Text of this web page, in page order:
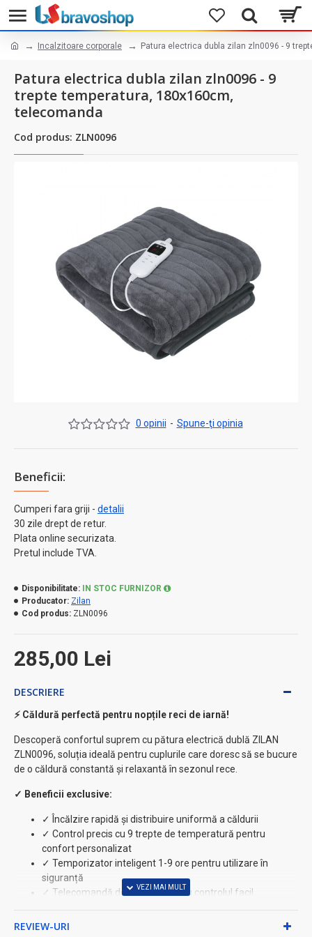
Incalzitoare corporale Patura electrica dubla zilan zln0096 - 9
Patura electrica dubla zilan zln0096 - 9
trepte temperatura, 180x160cm,
telecomanda
Cod produs: ZLN0096
Beneficii:
Cumperi fara griji - detalii
30 zile drept de retur.
Plata online securizata.
Pretul include TVA.
0 opinii - Spune-ţi opinia
285,00 Lei
Disponibilitate:
IN STOC FURNIZOR
Producator: Zilan
Cod produs: ZLN0096
DESCRIERE
⚡ Căldură perfectă pentru nopțile reci de iarnă!
Descoperă confortul suprem cu pătura electrică dublă ZILAN
ZLN0096, soluția ideală pentru cuplurile care doresc să se bucure
de o căldură constantă și relaxantă în sezonul rece.
✓ Beneficii exclusive:
✓ Încălzire rapidă și distribuire uniformă a căldurii
✓ Control precis cu 9 trepte de temperatură pentru
confort personalizat
✓ Temporizator inteligent 1-9 ore pentru utilizare în
siguranță
✓ Telecomandă detașabilă pentru controlul facil
★ Caracteristici tehnice premium:
REVIEW-URI